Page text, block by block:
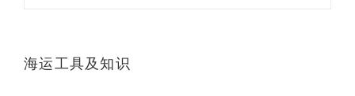
海运工具及知识